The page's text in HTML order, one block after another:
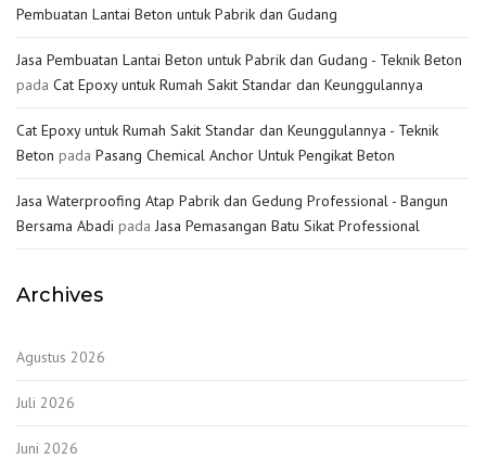
Pembuatan Lantai Beton untuk Pabrik dan Gudang
Jasa Pembuatan Lantai Beton untuk Pabrik dan Gudang - Teknik Beton
pada Cat Epoxy untuk Rumah Sakit Standar dan Keunggulannya
Cat Epoxy untuk Rumah Sakit Standar dan Keunggulannya - Teknik
Beton pada Pasang Chemical Anchor Untuk Pengikat Beton
Jasa Waterproofing Atap Pabrik dan Gedung Professional - Bangun
Bersama Abadi pada Jasa Pemasangan Batu Sikat Professional
Archives
Agustus 2026
Juli 2026
Juni 2026